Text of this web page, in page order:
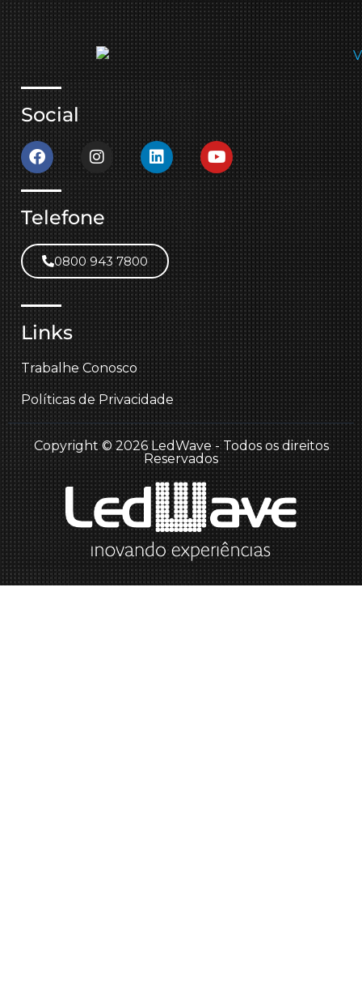
Social
Telefone
0800 943 7800
Links
Trabalhe Conosco
Políticas de Privacidade
Copyright © 2026 LedWave - Todos os direitos
Reservados